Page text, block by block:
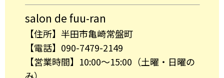
salon de fuu-ran
【住所】半田市亀崎常盤町
【電話】090-7479-2149
【営業時間】10:00～15:00（土曜・日曜の